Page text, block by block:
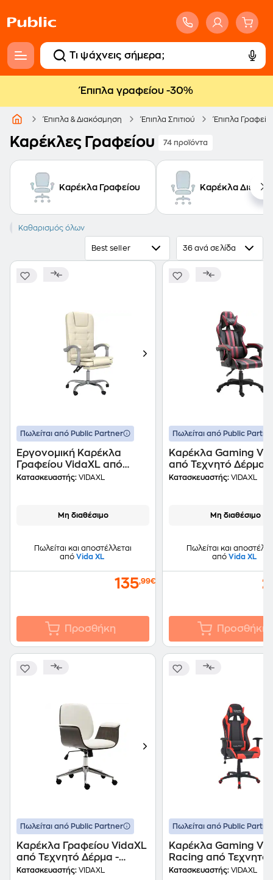
Έπιπλα γραφείου -30%
Έπιπλα & Διακόσμηση Έπιπλα Σπιτιού Έπιπλα
Καρέκλες Γραφείου 74 προϊόντα
Καρέκλα Γραφείου Καρέκλα
VIDAXL
Καθαρισμός όλων
Best seller 36 ανά σελίδα
Πωλείται από Public Partner
Εργονομική Καρέκλα
Γραφείου VidaXL από
Τεχνητό Δέρμα - Κρεμ
Κατασκευαστής: VIDAXL
Μη διαθέσιμο
Πωλείται και αποστέλλεται
από Vida XL
135,99€
Προσθήκη
Πωλείται από Public
Καρέκλα Gaming
από Τεχνητό Δέρμα -
Μαύρη/Μπορντό
Κατασκευαστής: VIDAXL
Μη διαθέσιμο
Πωλείται και
από Vida XL
Προσθήκη
Πωλείται από Public Partner
Καρέκλα Γραφείου VidaXL
από Τεχνητό Δέρμα -
Λευκή/Καφέ
Κατασκευαστής: VIDAXL
Πωλείται από Public
Καρέκλα Gaming
Racing από Τεχνητό
Δέρμα - Μαύρη/
Κατασκευαστής: VIDAXL